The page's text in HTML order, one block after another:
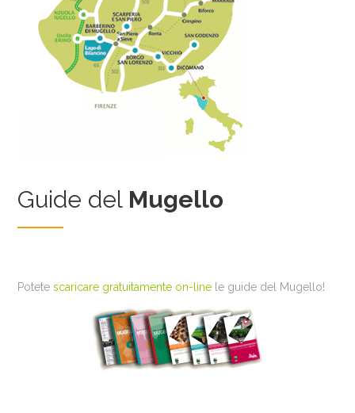
Guide del Mugello
Potetescaricare gratuitamente on-line le guide del Mugello!